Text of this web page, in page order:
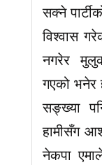
सक्ने
विश्वास
नगरेर
गएको भनेर
सङ्ख्या
हामीसँग
नेकपा